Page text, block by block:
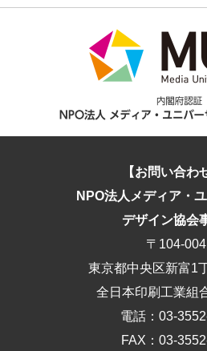
【お問い合わ
NPO法人メディア・
デザイン協会
〒104-
東京都中央区新富1
全日本印刷工業組
電話：03-
FAX：03-